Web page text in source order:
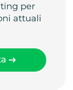
per
attuali